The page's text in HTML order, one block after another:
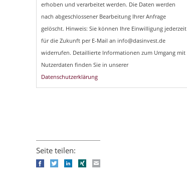
erhoben und verarbeitet werden. Die Daten werden
nach abgeschlossener Bearbeitung Ihrer Anfrage
gelöscht. Hinweis: Sie können Ihre Einwilligung jederzeit
für die Zukunft per E-Mail an info@dasinvest.de
widerrufen. Detaillierte Informationen zum Umgang mit
Nutzerdaten finden Sie in unserer
Datenschutzerklärung
Seite teilen:
FacebookTwitterLinkedIn
Xing